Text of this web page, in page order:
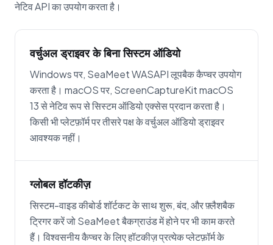
नेटिव API का उपयोग करता है।
वर्चुअल ड्राइवर के बिना सिस्टम ऑडियो
Windows पर, SeaMeet WASAPI लूपबैक कैप्चर उपयोग
करता है। macOS पर, ScreenCaptureKit macOS
13 से नेटिव रूप से सिस्टम ऑडियो एक्सेस प्रदान करता है।
किसी भी प्लेटफ़ॉर्म पर तीसरे पक्ष के वर्चुअल ऑडियो ड्राइवर
आवश्यक नहीं।
ग्लोबल हॉटकीज़
सिस्टम-वाइड कीबोर्ड शॉर्टकट के साथ शुरू, बंद, और फ़्लैशबैक
ट्रिगर करें जो SeaMeet बैकग्राउंड में होने पर भी काम करते
हैं। विश्वसनीय कैप्चर के लिए हॉटकीज़ प्रत्येक प्लेटफ़ॉर्म के